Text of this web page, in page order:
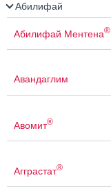
Абилифай
Абилифай Ментена®
Авандаглим
Авомит®
Агграстат®